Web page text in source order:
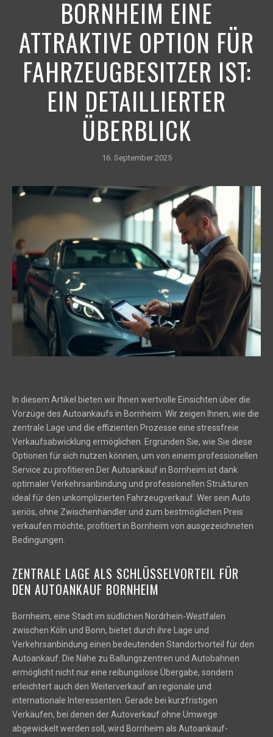
BORNHEIM EINE
ATTRAKTIVE OPTION FÜR
FAHRZEUGBESITZER IST:
EIN DETAILLIERTER
ÜBERBLICK
16. September 2025
In diesem Artikel bieten wir Ihnen wertvolle Einsichten über die
Vorzüge des Autoankaufs in Bornheim. Wir zeigen Ihnen, wie die
zentrale Lage und die effizienten Prozesse eine stressfreie
Verkaufsabwicklung ermöglichen. Ergründen Sie, wie Sie diese
Optionen für sich nutzen können, um von einem professionellen
Service zu profitieren.Der Autoankauf in Bornheim ist dank
optimaler Verkehrsanbindung und professionellen Strukturen
ideal für den unkomplizierten Fahrzeugverkauf. Wer sein Auto
seriös, ohne Zwischenhändler und zum bestmöglichen Preis
verkaufen möchte, profitiert in Bornheim von ausgezeichneten
Bedingungen.
ZENTRALE LAGE ALS SCHLÜSSELVORTEIL FÜR
DEN AUTOANKAUF BORNHEIM
Bornheim, eine Stadt im südlichen Nordrhein-Westfalen
zwischen Köln und Bonn, bietet durch ihre Lage und
Verkehrsanbindung einen bedeutenden Standortvorteil für den
Autoankauf. Die Nähe zu Ballungszentren und Autobahnen
ermöglicht nicht nur eine reibungslose Übergabe, sondern
erleichtert auch den Weiterverkauf an regionale und
internationale Interessenten. Gerade bei kurzfristigen
Verkäufen, bei denen der Autoverkauf ohne Umwege
abgewickelt werden soll, wird Bornheim als Autoankauf-